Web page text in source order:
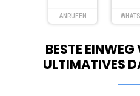
ANRUFEN
BESTE EINWEG
ULTIMATIVES